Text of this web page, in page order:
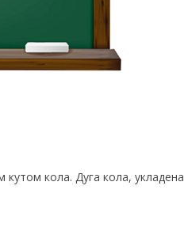
кутом кола. Дуга кола, укладена